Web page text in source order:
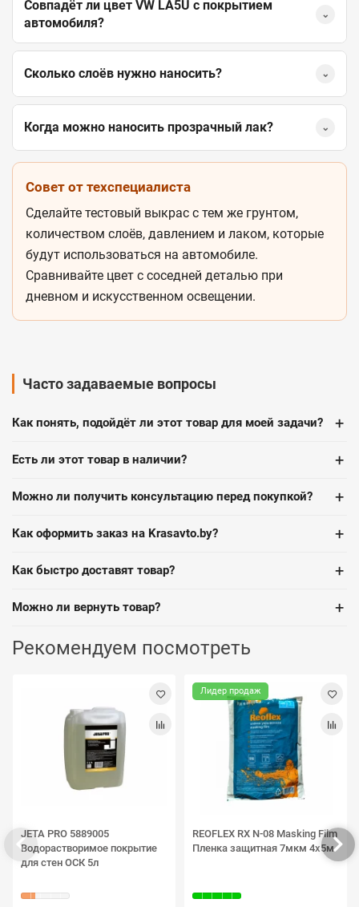
Совпадёт ли цвет VW LA5U с покрытием
автомобиля?
⌄
Сколько слоёв нужно наносить? ⌄
Когда можно наносить прозрачный лак? ⌄
Совет от техспециалиста
Сделайте тестовый выкрас с тем же грунтом,
количеством слоёв, давлением и лаком, которые
будут использоваться на автомобиле.
Сравнивайте цвет с соседней деталью при
дневном и искусственном освещении.
Часто задаваемые вопросы
Как понять, подойдёт ли этот товар для моей задачи? +
Есть ли этот товар в наличии? +
Можно ли получить консультацию перед покупкой? +
Как оформить заказ на Krasavto.by? +
Как быстро доставят товар? +
Можно ли вернуть товар? +
Рекомендуем посмотреть
JETA PRO 5889005
Водорастворимое покрытие
для стен ОСК 5л
Лидер продаж
REOFLEX RX N-08 Masking Film
Пленка защитная 7мкм 4х5м